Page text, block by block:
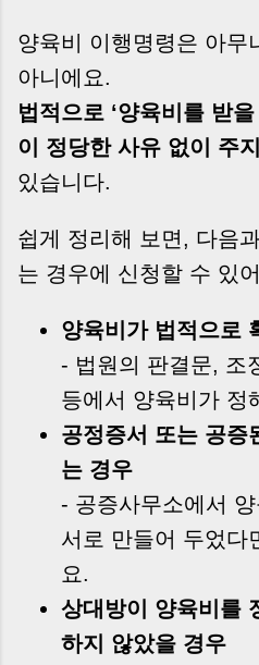
양육비 이행명령은 아무
아니에요.
법적으로 ‘양육비를 받
이 정당한 사유 없이 주
있습니다.
쉽게 정리해 보면, 다음
는 경우에 신청할 수 있
양육비가 법적으로
- 법원의 판결문, 조
등에서 양육비가 정
공정증서 또는 공증
는 경우
- 공증사무소에서
서로 만들어 두었다
요.
상대방이 양육비를
하지 않았을 경우